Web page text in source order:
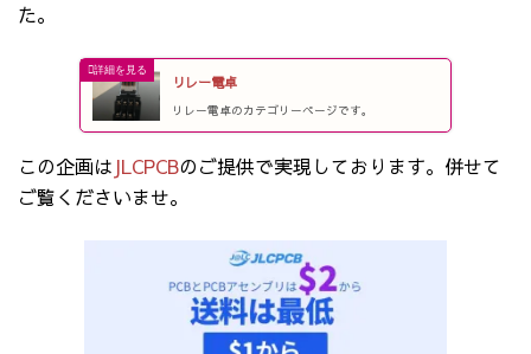
た。
リレー電卓
リレー電卓のカテゴリーページです。
この企画は JLCPCBのご提供で実現しております。併せて
ご覧くださいませ。